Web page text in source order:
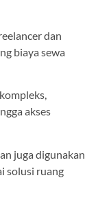
dan
biaya sewa
akses
juga digunakan
solusi ruang